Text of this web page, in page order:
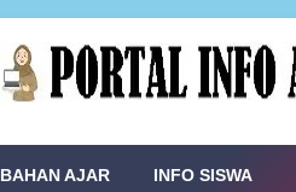
BAHAN AJAR INFO SISWA